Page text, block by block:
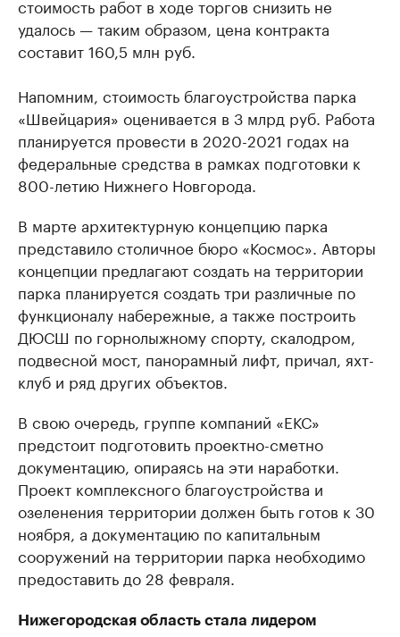
стоимость работ в ходе торгов снизить не
удалось — таким образом, цена контракта
составит 160,5 млн руб.
Напомним, стоимость благоустройства парка
«Швейцария» оценивается в 3 млрд руб. Работа
планируется провести в 2020-2021 годах на
федеральные средства в рамках подготовки к
800-летию Нижнего Новгорода.
В марте архитектурную концепцию парка
представило столичное бюро «Космос». Авторы
концепции предлагают создать на территории
парка планируется создать три различные по
функционалу набережные, а также построить
ДЮСШ по горнолыжному спорту, скалодром,
подвесной мост, панорамный лифт, причал, яхт-
клуб и ряд других объектов.
В свою очередь, группе компаний «ЕКС»
предстоит подготовить проектно-сметно
документацию, опираясь на эти наработки.
Проект комплексного благоустройства и
озеленения территории должен быть готов к 30
ноября, а документацию по капитальным
сооружений на территории парка необходимо
предоставить до 28 февраля.
Нижегородская область стала лидером